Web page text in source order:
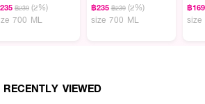
ณฑ์฿239 (2%)
700 ML
฿235 ฿239 (2%)
size 700 ML
฿169
size
RECENTLY VIEWED